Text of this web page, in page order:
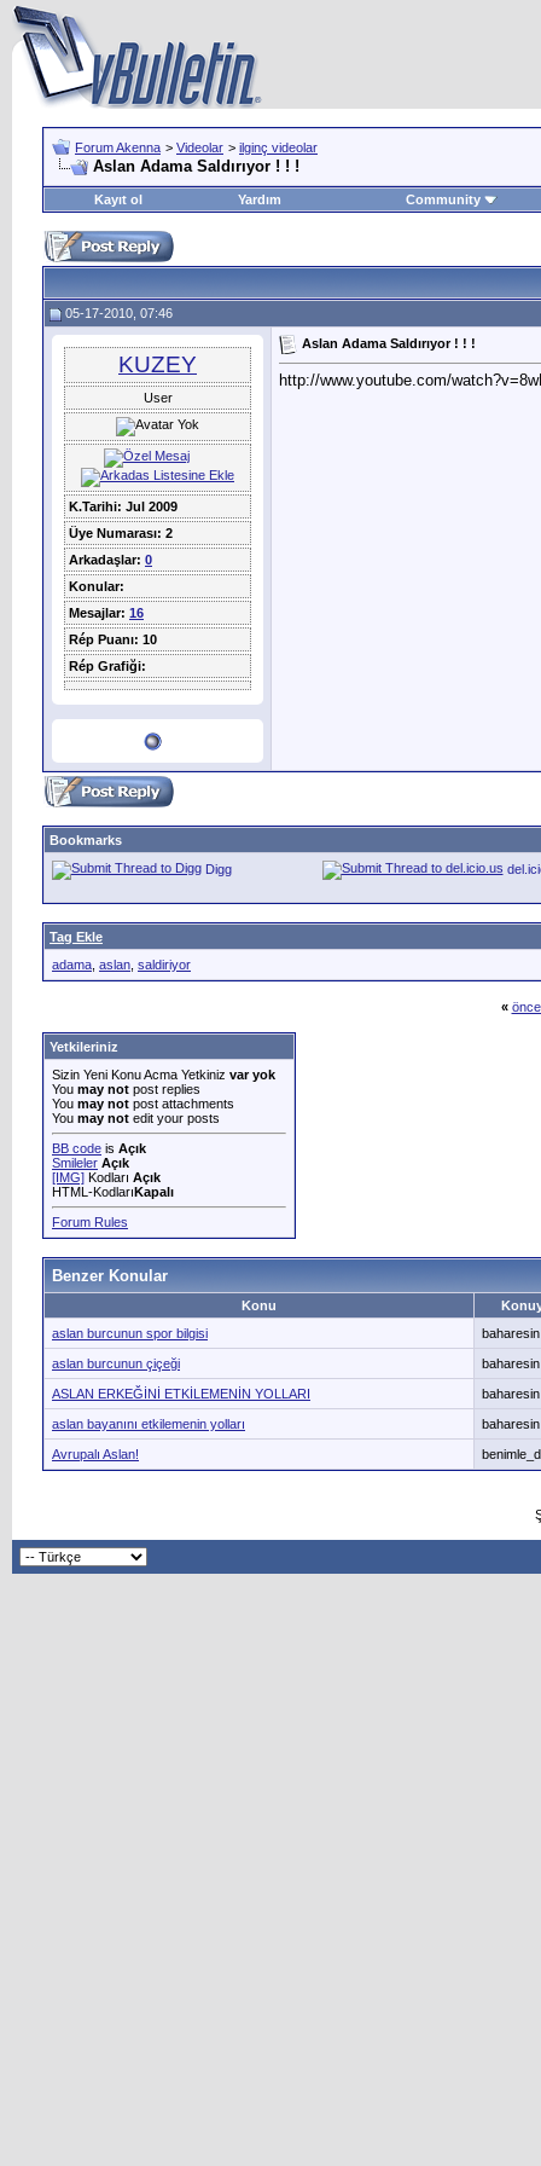
Forum Akenna > Videolar > ilginç videolar
Aslan Adama Saldırıyor ! ! !
Kayıt ol Yardım Community
05-17-2010, 07:46
KUZEY
User
K.Tarihi: Jul 2009
Üye Numarası: 2
Arkadaşlar: 0
Konular:
Mesajlar: 16
Rép Puanı: 10
Rép Grafiği:
Aslan Adama Saldırıyor ! ! !
http://www.youtube.com/
Bookmarks
Digg
Tag Ekle
adama aslan saldiriyor
«
Yetkileriniz
Sizin Yeni Konu Acma Yetkiniz var yok
You may not post replies
You may not post attachments
You may not edit your posts
BB code is Açık
Smileler Açık
[IMG] Kodları Açık
HTML-KodlarıKapalı
Forum Rules
Benzer Konular
Konu
aslan burcunun spor bilgisi
baharesin
aslan burcunun çiçeği baharesin
ASLAN ERKEĞİNİ ETKİLEMENİN YOLLARI baharesin
aslan bayanını etkilemenin yolları baharesin
Avrupalı Aslan!